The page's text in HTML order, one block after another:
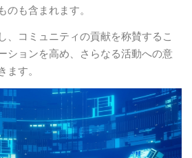
も含まれます。
、コミュニティの貢献を称賛するこ
ションを高め、さらなる活動への意
す。